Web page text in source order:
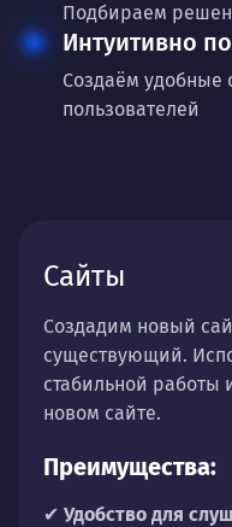
Подбираем
Интуитивно
Создаём удобные
пользователей
Сайты
Создадим новый
существующий.
стабильной работы
новом сайте.
Преимущества:
✔ Удобство для